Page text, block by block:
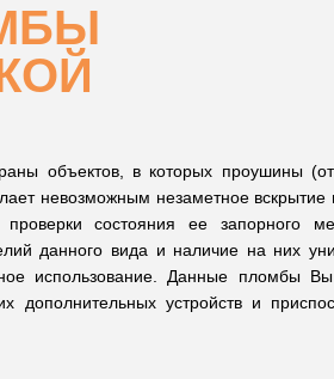
объектов, в которых проушины
невозможным незаметное вскрытие
состояния ее запорного
данного вида и наличие на них
использование. Данные пломбы
дополнительных устройств и